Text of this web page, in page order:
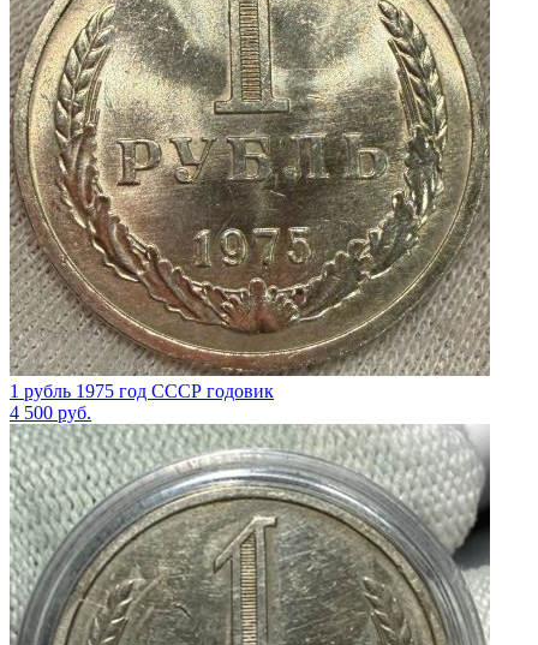
1 рубль 1975 год СССР годовик
4 500 руб.